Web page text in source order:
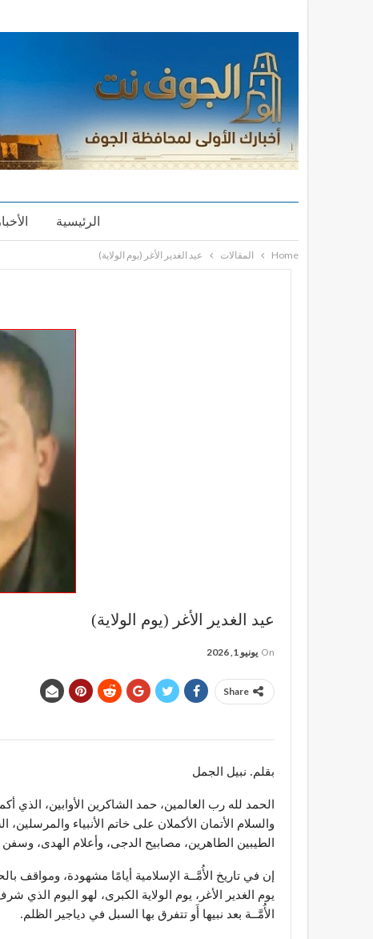
الرئيسية الأخبار
Home المقالات عيد الغدير الأغر (يوم الولاية)
عيد الغدير الأغر (يوم الولاية)
On يونيو 1, 2026
Share
بقلم. نبيل الجمل
الحمد لله رب العالمين، حمد الشاكرين الأوابين، الذي
والسلام الأتمان الأكملان على خاتم الأنبياء
الطيبين الطاهرين، مصابيح الدجى، وأعلام الهدى،
إن في تاريخ الأُمَّــة الإسلامية أيامًا مشهودة، ومواقف
يوم الغدير الأغر، يوم الولاية الكبرى، لهو اليوم الذي
الأُمَّــة بعد نبيها أَو تتفرق بها السبل في دياجير الظلم.